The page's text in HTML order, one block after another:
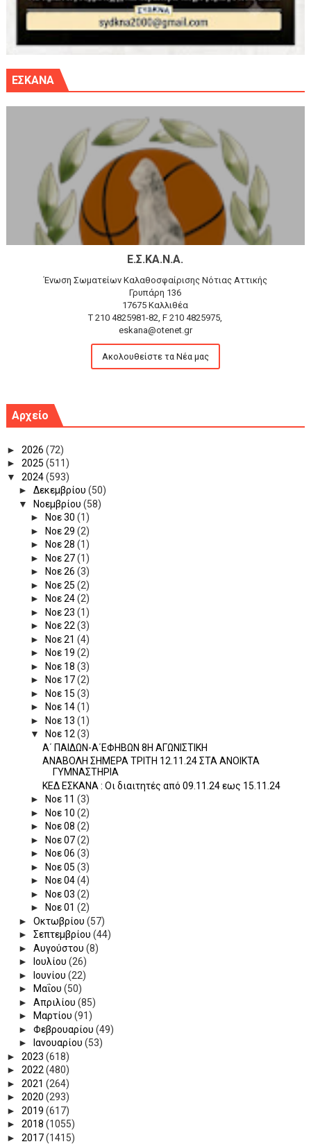
ΕΣΚΑΝΑ
Ε.Σ.ΚΑ.Ν.Α.
Ένωση Σωματείων Καλαθοσφαίρισης Νότιας Αττικής
Γρυπάρη 136
17675 Καλλιθέα
T 210 4825981-82, F 210 4825975,
eskana@otenet.gr
Ακολουθείστε τα Νέα μας
Αρχείο
► 2026 (72)
► 2025 (511)
▼ 2024(593)
► Δεκεμβρίου (50)
▼
Νοεμβρίου (58)
►
Νοε 30 (1)
►
Νοε 29 (2)
►
Νοε 28 (1)
►
Νοε 27(1)
►
Νοε 26 (3)
►
Νοε 25 (2)
►
Νοε 24(2)
►
Νοε 23 (1)
►
Νοε 22(3)
►
Νοε 21 (4)
►
Νοε 19 (2)
►
Νοε 18 (3)
►
Νοε 17(2)
►
Νοε 15 (3)
►
Νοε 14(1)
►
Νοε 13 (1)
▼
Νοε 12(3)
Α΄ ΠΑΙΔΩΝ-Α΄ΕΦΗΒΩΝ 8Η ΑΓΩΝΙΣΤΙΚΗ
ΑΝΑΒΟΛΗ ΣΗΜΕΡΑ ΤΡΙΤΗ 12.11.24 ΣΤΑ ΑΝΟΙΚΤΑ
ΓΥΜΝΑΣΤΗΡΙΑ
ΚΕΔ ΕΣΚΑΝΑ : Οι διαιτητές από 09.11.24 εως 15.11.24
►
Νοε 11 (3)
►
Νοε 10 (2)
►
Νοε 08 (2)
►
Νοε 07(2)
►
Νοε 06 (3)
►
Νοε 05 (3)
►
Νοε 04(4)
►
Νοε 03 (2)
►
Νοε 01 (2)
► Οκτωβρίου (57)
► Σεπτεμβρίου (44)
► Αυγούστου (8)
►
Ιουλίου (26)
►
Ιουνίου (22)
►
Μαΐου (50)
► Απριλίου (85)
►
Μαρτίου (91)
► Φεβρουαρίου (49)
►
Ιανουαρίου (53)
► 2023 (618)
► 2022(480)
► 2021 (264)
► 2020 (293)
► 2019 (617)
► 2018 (1055)
► 2017(1415)